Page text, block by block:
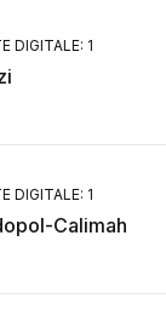
DIGITALE: 1
DIGITALE: 1
Calimah